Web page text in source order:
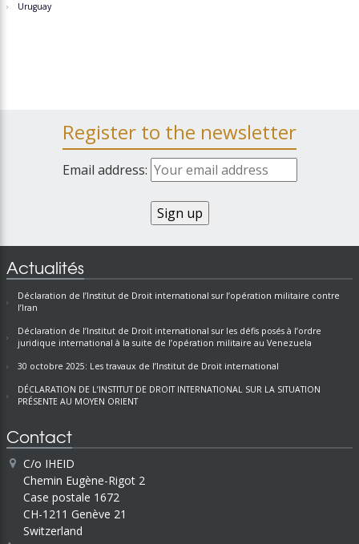
Uruguay
Register to the newsletter
Email address:
Actualités
Déclaration de l’Institut de Droit international sur l’opération militaire contre
l’Iran
Déclaration de l’Institut de Droit international sur les défis posés à l’ordre
juridique international à la suite de l’opération militaire au Venezuela
30 octobre 2025: Les travaux de l’Institut de Droit international
DÉCLARATION DE L’INSTITUT DE DROIT INTERNATIONAL SUR LA SITUATION
PRÉSENTE AU MOYEN ORIENT
Contact
C/o IHEID
Chemin Eugène-Rigot 2
Case postale 1672
CH-1211 Genève 21
Switzerland